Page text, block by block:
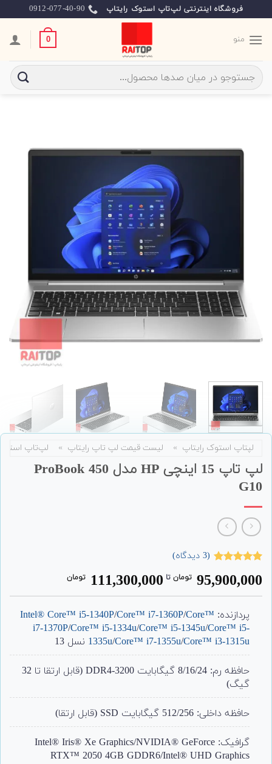
to
content
فروشگاه اینترنتی لپ‌تاپ استوک رایتاپ 0912-077-40-90
منو 0
جستجو
برای:
لپتاپ استوک رایتاپ » لیست قیمت لپ تاپ رایتاپ » لپ‌تاپ
لپ تاپ 15 اینچی HP مدل ProBook 450
G10
از 5 امتیاز
مشتری
(
3دیدگاه)
95,900,000 تومان ‌ تا ‌ 111,300,000 تومان
پردازنده: Intel® Core™ i5-1340P/Core™ i7-1360P/Core™
i7-1370P/Core™ i5-1334u/Core™ i5-1345u/Core™ i5-
1335u/Core™ i7-1355u/Core™ i3-1315u نسل 13
حافظه رم: 8/16/24 گیگابایت DDR4-3200 (قابل ارتقا تا 32
گیگ)
حافظه داخلی: 512/256 گیگابایت SSD (قابل ارتقا)
گرافیک: Intel® Iris® Xe Graphics/NVIDIA® GeForce
RTX™ 2050 4GB GDDR6/Intel® UHD Graphics